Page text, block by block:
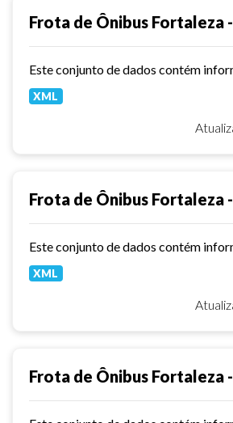
Frota de Ônibus Fortaleza
XML
Frota de Ônibus Fortaleza
XML
Frota de Ônibus Fortaleza